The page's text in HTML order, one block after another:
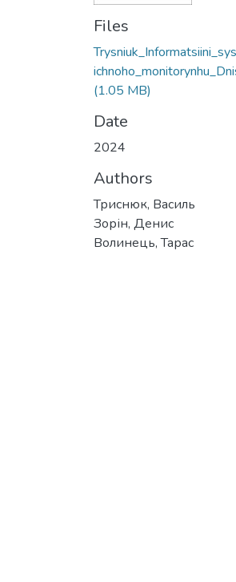
Files
(1.05 MB)
Date
2024
Authors
Триснюк, Василь
Зорін, Денис
Волинець, Тарас